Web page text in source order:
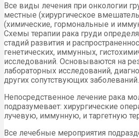
Все виды лечения при онкологии
местные (хирургическое
(химические, гормональные и
Схемы терапии рака груди
стадий развития и
генетических, иммунных,
исследований. Основываются на
лабораторных исследований,
других сопутствующих заболеваний.
Непосредственное лечение рака
подразумевает: хирургические
лучевую, иммунную, и таргетную
Все лечебные мероприятия